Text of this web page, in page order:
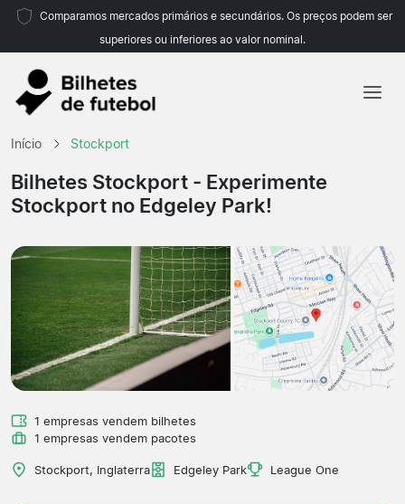
Comparamos mercados primários e secundários. Os preços podem ser
superiores ou inferiores ao valor nominal.
Equipas
Campeonatos
Início Stockport
Bilhetes Stockport - Experimente
Stockport no Edgeley Park!
1 empresas vendem bilhetes
1 empresas vendem pacotes
Stockport, Inglaterra Edgeley Park League One